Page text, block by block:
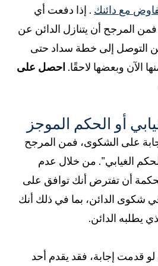
مع دائنك. إذا دفعت أي
أن يتنازل الدائن عن
إلى خطة سداد حتى
وبعضها لاحقًا.احصل على
أو الحكم الموجز
على الشكوى، فمن المرجح
الغيابي". من خلال عدم
أن تفترض أنك توافق على
الدائن، بما في ذلك أنك
الدائن.
إجابة، فقد يقدم أحد